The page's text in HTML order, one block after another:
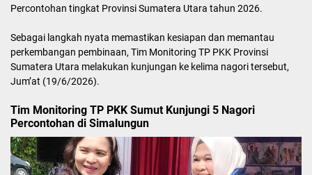
Percontohan tingkat Provinsi Sumatera Utara tahun 2026.
Sebagai langkah nyata memastikan kesiapan dan memantau
perkembangan pembinaan, Tim Monitoring TP PKK Provinsi
Sumatera Utara melakukan kunjungan ke kelima nagori tersebut,
Jum’at (19/6/2026).
Tim Monitoring TP PKK Sumut Kunjungi 5 Nagori
Percontohan di Simalungun